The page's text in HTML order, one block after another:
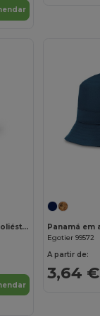
Fita para chapéu em 100% poliéster
Egotier 99572
A partir de:
3,64 €